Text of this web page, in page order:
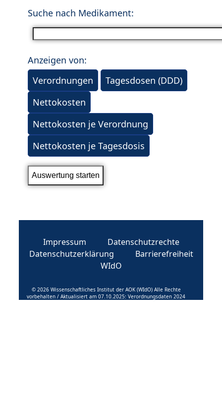
Suche nach Medikament:
Anzeigen von:
Verordnungen
Tagesdosen (DDD)
Nettokosten
Nettokosten je Verordnung
Nettokosten je Tagesdosis
Impressum
Datenschutzrechte
Datenschutzerklärung
Barrierefreiheit
WIdO
© 2026 Wissenschaftliches Institut der AOK (WIdO) Alle Rechte
vorbehalten / Aktualisiert am 07.10.2025: Verordnungsdaten 2024